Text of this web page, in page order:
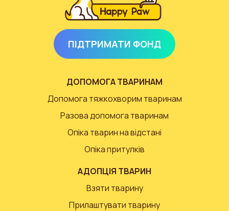
ПІДТРИМАТИ ФОНД
ДОПОМОГА ТВАРИНАМ
Допомога тяжкохворим тваринам
Разова допомога тваринам
Опіка тварин на відстані
Опіка притулків
АДОПЦІЯ ТВАРИН
Взяти тварину
Прилаштувати тварину